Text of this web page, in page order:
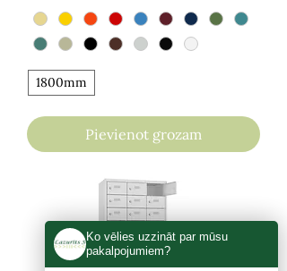
1800mm
Pievienot grozam
Ko vēlies uzzināt par mūsu
pakalpojumiem?